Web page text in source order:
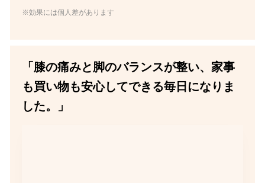
※効果には個人差があります
「膝の痛みと脚のバランスが整い、家事
も買い物も安心してできる毎日になりま
した。」